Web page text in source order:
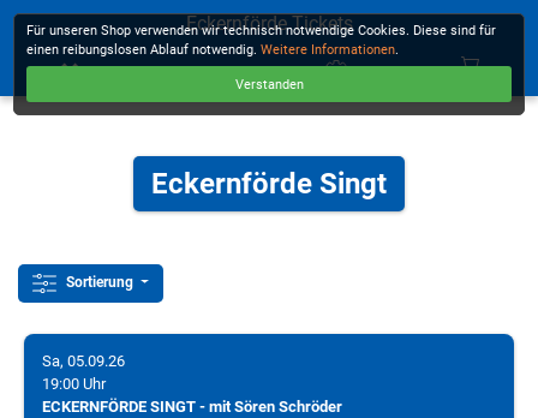
Eckernförde Tickets
Eckernförde Singt
Sortierung
Sa, 05.09.26
19:00 Uhr
ECKERNFÖRDE SINGT - mit Sören Schröder
Für unseren Shop verwenden wir technisch notwendige Cookies. Diese sind für
einen reibungslosen Ablauf notwendig.Weitere Informationen.
Verstanden